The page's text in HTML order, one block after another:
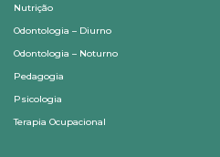
Nutrição
Odontologia – Diurno
Odontologia – Noturno
Pedagogia
Psicologia
Terapia Ocupacional